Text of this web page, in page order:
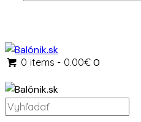
0 items - 0.00€ 0